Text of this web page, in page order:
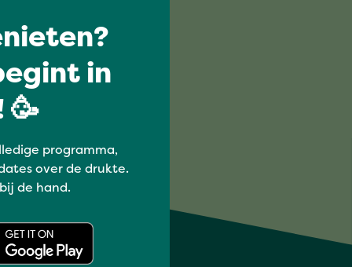
in
🥳
programma,
over de drukte.
de hand.